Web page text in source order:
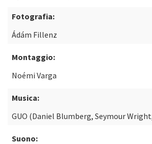
Fotografia:
Ádám Fillenz
Montaggio:
Noémi Varga
Musica:
GUO (Daniel Blumberg, Seymour
Suono: